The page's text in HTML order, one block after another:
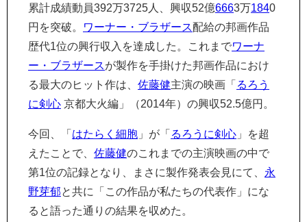
累計成績動員392万3725人、興収52億6663万1840
円を突破。
ワーナー・ブラザース 配給の邦画作品
歴代1位の興行収入を達成した。これまでワーナ
ー・ブラザース が製作を手掛けた邦画作品におけ
る最大のヒット作は、 佐藤健主演の映画「 るろう
に剣心 京都大火編」（2014年）の興収52.5億円。
今回、「 はたらく細胞 」が「 るろうに剣心 」を超
えたことで、 佐藤健のこれまでの主演映画の中で
第1位の記録となり、まさに製作発表会見にて、 永
野芽郁 と共に「この作品が私たちの代表作」にな
ると語った通りの結果を収めた。